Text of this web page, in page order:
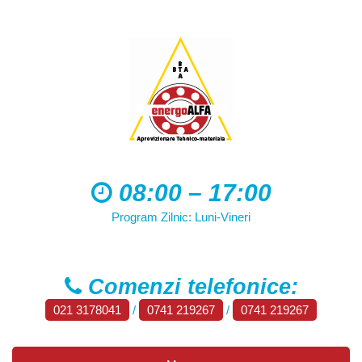
08:00 – 17:00
Program Zilnic: Luni-Vineri
Comenzi telefonice:
021 3178041 / 0741 219267 / 0741 219267